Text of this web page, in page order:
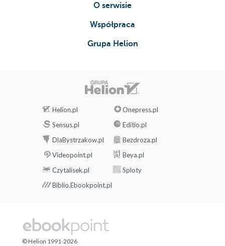
O serwisie
Współpraca
Grupa Helion
Helion.pl
Onepress.pl
Sensus.pl
Editio.pl
DlaBystrzakow.pl
Bezdroza.pl
Videopoint.pl
Beya.pl
Czytalisek.pl
Sploty
Biblio.Ebookpoint.pl
© Helion 1991-2026